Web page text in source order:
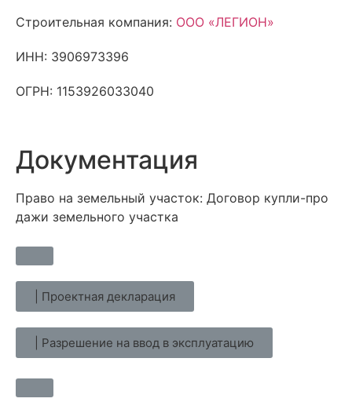
Строительная компания: ООО «ЛЕГИОН»
ИНН: 3906973396
ОГРН: 1153926033040
Документация
Право на земельный участок: До​говор куп​ли-про​
дажи зе​мель​но​го учас​тка
| Проектная декларация
| Разрешение на ввод в эксплуатацию